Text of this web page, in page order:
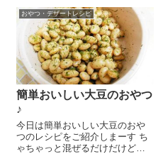
を...
おやつ・デザートレシピ
簡単おいしい大豆のおやつ
♪
今日は簡単おいしい大豆のおや
つのレシピをご紹介しまーす ち
ゃちゃっと混ぜるだけだけどと